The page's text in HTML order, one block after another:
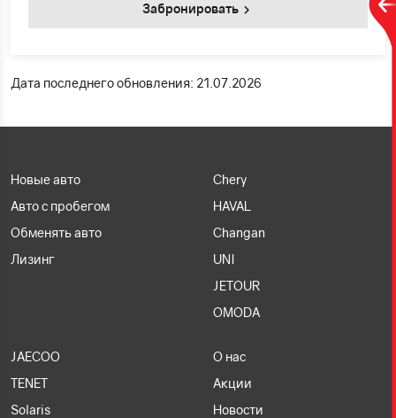
Забронировать
Дата последнего обновления: 21.07.2026
Новые авто
Авто с пробегом
Обменять авто
Лизинг
Chery
HAVAL
Changan
UNI
JETOUR
OMODA
JAECOO
TENET
Solaris
О нас
Акции
Новости